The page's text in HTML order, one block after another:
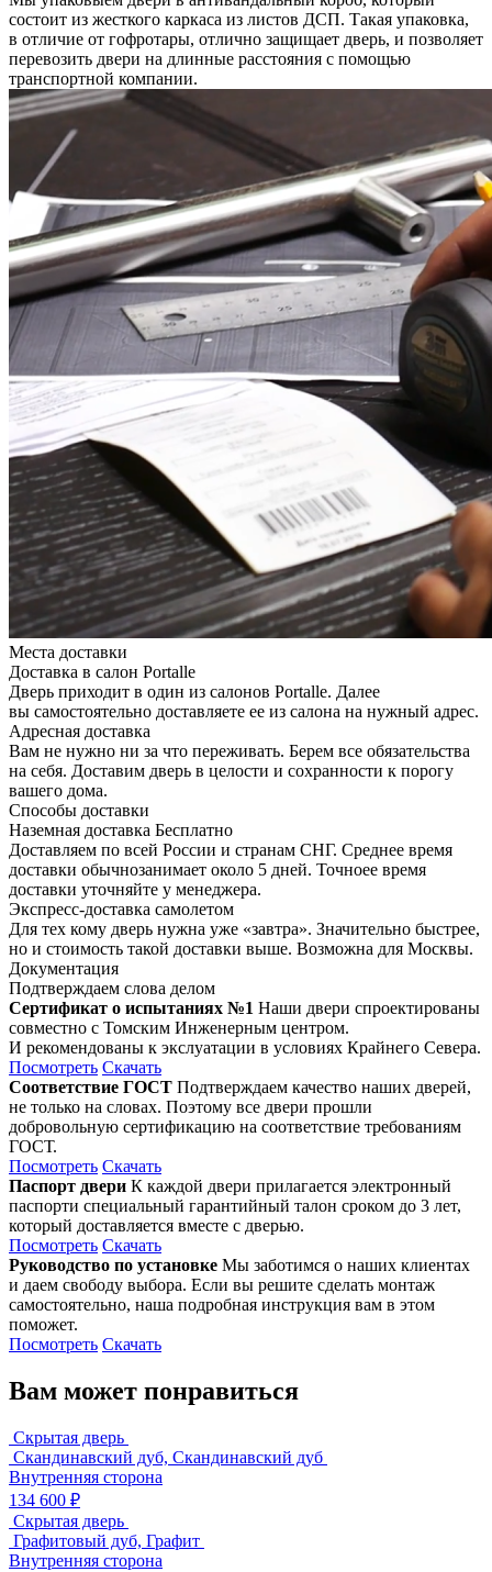
состоит из жесткого каркаса из листов ДСП. Такая упаковка,
в отличие от гофротары, отлично защищает дверь, и позволяет
перевозить двери на длинные расстояния с помощью
транспортной компании.
Места доставки
Доставка в салон Portalle
Дверь приходит в один из салонов Portalle. Далее
вы самостоятельно доставляете ее из салона на нужный адрес.
Адресная доставка
Вам не нужно ни за что переживать. Берем все обязательства
на себя. Доставим дверь в целости и сохранности к порогу
вашего дома.
Способы доставки
Наземная доставка Бесплатно
Доставляем по всей России и странам СНГ. Среднее время
доставки обычнозанимает около 5 дней. Точноее время
доставки уточняйте у менеджера.
Экспресс-доставка самолетом
Для тех кому дверь нужна уже «завтра». Значительно быстрее,
но и стоимость такой доставки выше. Возможна для Москвы.
Документация
Подтверждаем слова делом
Сертификат о испытаниях №1 Наши двери спроектированы
совместно с Томским Инженерным центром.
И рекомендованы к экслуатации в условиях Крайнего Севера.
Посмотреть Скачать
Соответствие ГОСТ Подтверждаем качество наших дверей,
не только на словах. Поэтому все двери прошли
добровольную сертификацию на соответствие требованиям
ГОСТ.
Посмотреть Скачать
Паспорт двери К каждой двери прилагается электронный
паспорти специальный гарантийный талон сроком до 3 лет,
который доставляется вместе с дверью.
Посмотреть Скачать
Руководство по установке Мы заботимся о наших клиентах
и даем свободу выбора. Если вы решите сделать монтаж
самостоятельно, наша подробная инструкция вам в этом
поможет.
Посмотреть Скачать
Вам может понравиться
Скрытая дверь
Скандинавский дуб, Скандинавский дуб
Внутренняя сторона
134 600 ₽
Скрытая дверь
Графитовый дуб, Графит
Внутренняя сторона